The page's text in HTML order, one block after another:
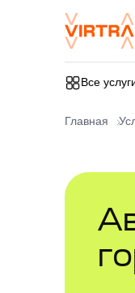
Все
Главная